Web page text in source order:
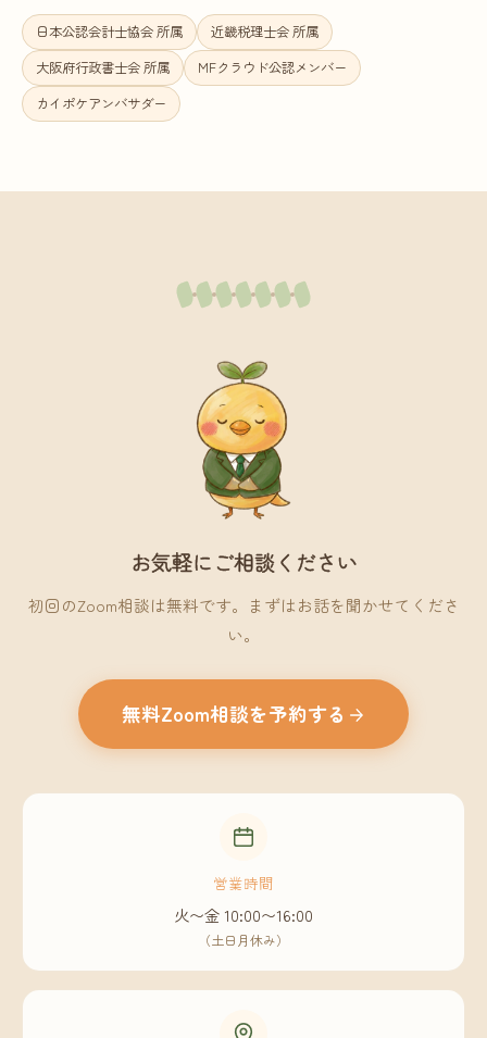
日本公認会計士協会 所属
近畿税理士会 所属
大阪府行政書士会 所属
MFクラウド公認メンバー
カイポケアンバサダー
お気軽にご相談ください
初回のZoom相談は無料です。まずはお話を聞かせてくださ
い。
無料Zoom相談を予約する
営業時間
火〜金 10:00〜16:00
（土日月休み）